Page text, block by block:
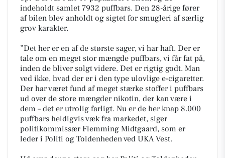
indeholdt samlet 7932 puffbars. Den 28-årige fører
af bilen blev anholdt og sigtet for smugleri af særlig
grov karakter.
”Det her er en af de største sager, vi har haft. Der er
tale om en meget stor mængde puffbars, vi får fat på,
inden de bliver solgt videre. Det er rigtig godt. Man
ved ikke, hvad der er i den type ulovlige e-cigaretter.
Der har været fund af meget stærke stoffer i puffbars
ud over de store mængder nikotin, der kan være i
dem – det er utrolig farligt. Nu er de her knap 8.000
puffbars heldigvis væk fra markedet, siger
politikommissær Flemming Midtgaard, som er
leder i Politi og Toldenheden ved UKA Vest.